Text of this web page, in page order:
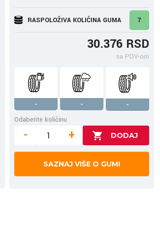
RASPOLOŽIVA KOLIČINA GUMA 7
30.376 RSD
sa PDV-om
- -
-
Odaberite količinu
- +
SAZNAJ VIŠE O GUMI